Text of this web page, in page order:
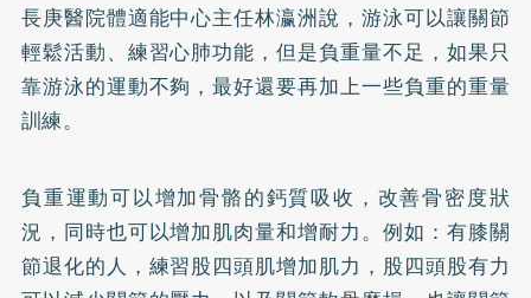
長庚醫院體適能中心主任林瀛洲說，游泳可以讓關節
輕鬆活動、練習心肺功能，但是負重量不足，如果只
靠游泳的運動不夠，最好還要再加上一些負重的重量
訓練。
負重運動可以增加骨骼的鈣質吸收，改善骨密度狀
況，同時也可以增加肌肉量和增耐力。例如：有膝關
節退化的人，練習股四頭肌增加肌力，股四頭股有力